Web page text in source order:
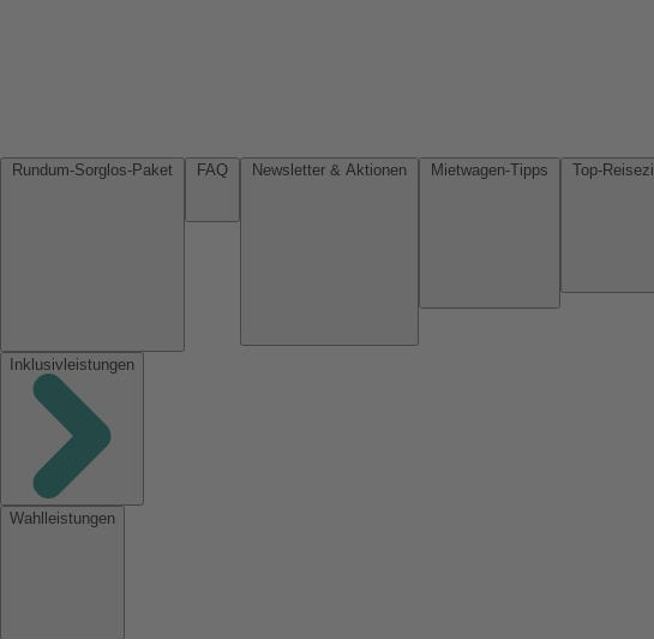
Inklusivleistungen
Wahlleistungen